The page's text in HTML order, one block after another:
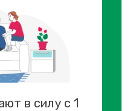
в силу с 1